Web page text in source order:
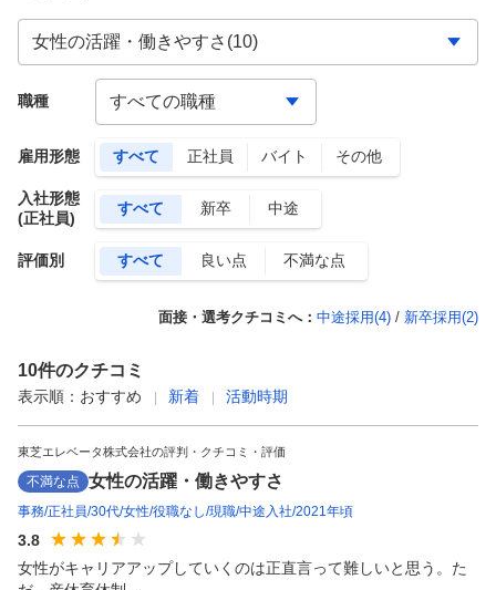
雇用形態 すべて 正社員 バイト その他
入社形態
(正社員)
すべて 新卒 中途
評価別 すべて 良い点 不満な点
職種
面接・選考クチコミへ： 中途採用(4) / 新卒採用(2)
10件のクチコミ
表示順： おすすめ 新着 活動時期
東芝エレベータ株式会社の評判・クチコミ・評価
不満な点 女性の活躍・働きやすさ
事務 正社員 30代 女性 役職なし 現職 中途入社 2021年頃
3.8
女性がキャリアアップしていくのは正直言って難しいと思う。た